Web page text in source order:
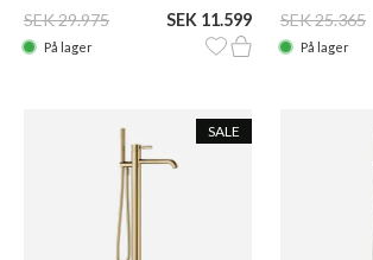
SEK 29.975 SEK 11.599
På lager
SEK 25.365
På lager
SALE